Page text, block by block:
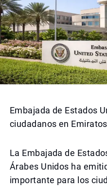
Embajada de Estados
ciudadanos en Emiratos
La Embajada de
Árabes Unidos ha
importante para los